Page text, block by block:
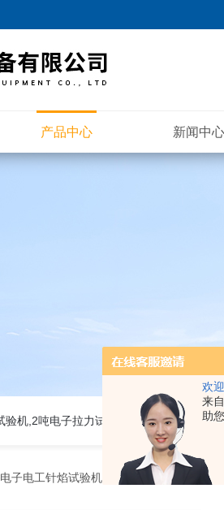
欢
来
助
产品中心 新闻中心
电子电工针焰试验机 > K-R5169-5无为针焰